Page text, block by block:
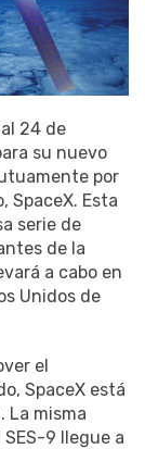
24 de
su nuevo
por
SpaceX. Esta
serie de
de la
a cabo en
Unidos de
el
SpaceX está
La misma
9 llegue a